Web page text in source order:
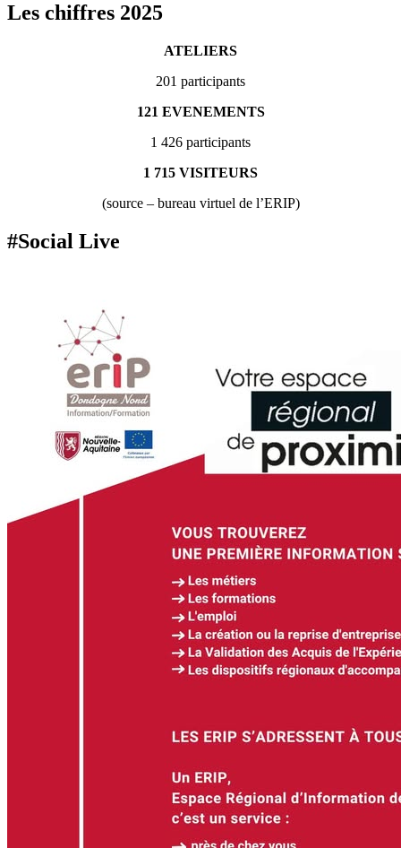
Les chiffres 2025
ATELIERS
201 participants
121 EVENEMENTS
1 426 participants
1 715 VISITEURS
(source – bureau virtuel de l’ERIP)
#Social Live